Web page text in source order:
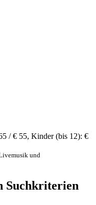
/ € 55, Kinder (bis 12): €
und
Suchkriterien